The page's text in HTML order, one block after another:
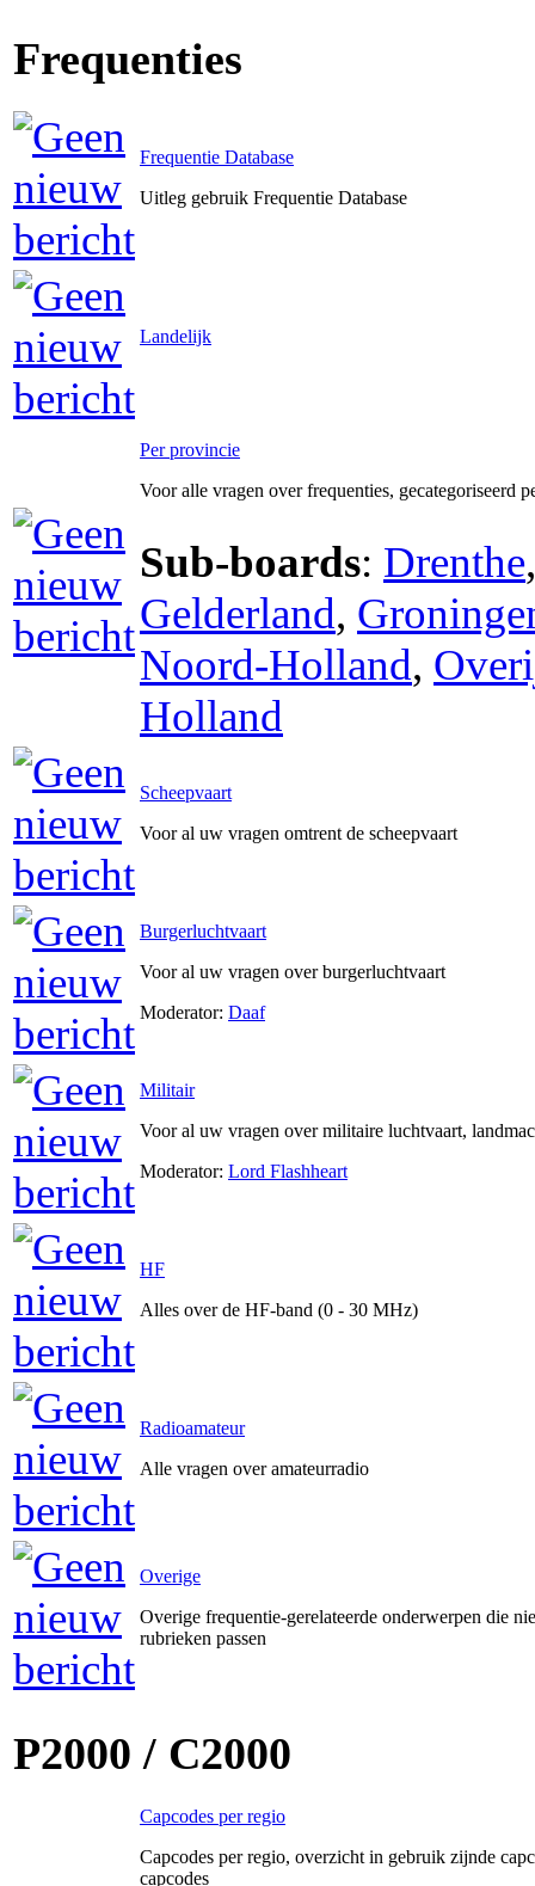
Frequenties
Frequentie Database
Uitleg gebruik Frequentie Database
Landelijk
Per provincie
Voor alle vragen over frequenties, gecategoriseerd
Sub-boards: Drenthe
Gelderland,
Noord-Holland,
Holland
Scheepvaart
Voor al uw vragen omtrent de scheepvaart
Burgerluchtvaart
Voor al uw vragen over burgerluchtvaart
Moderator: Daaf
Militair
Voor al uw vragen over militaire luchtvaart,
Moderator: Lord Flashheart
HF
Alles over de HF-band (0 - 30 MHz)
Radioamateur
Alle vragen over amateurradio
Overige
Overige frequentie-gerelateerde onderwerpen die
rubrieken passen
P2000 / C2000
Capcodes per regio
Capcodes per regio, overzicht in gebruik zijnde
capcodes